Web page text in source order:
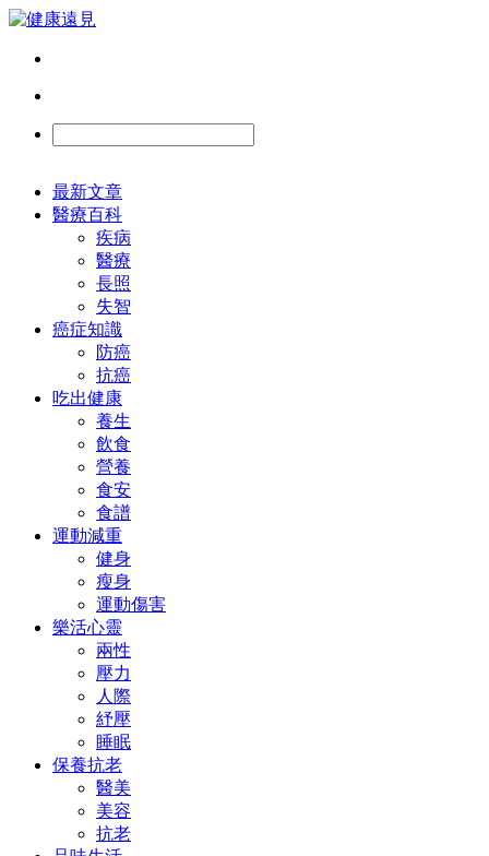
最新文章
醫療百科
疾病
醫療
長照
失智
癌症知識
防癌
抗癌
吃出健康
養生
飲食
營養
食安
食譜
運動減重
健身
瘦身
運動傷害
樂活心靈
兩性
壓力
人際
紓壓
睡眠
保養抗老
醫美
美容
抗老